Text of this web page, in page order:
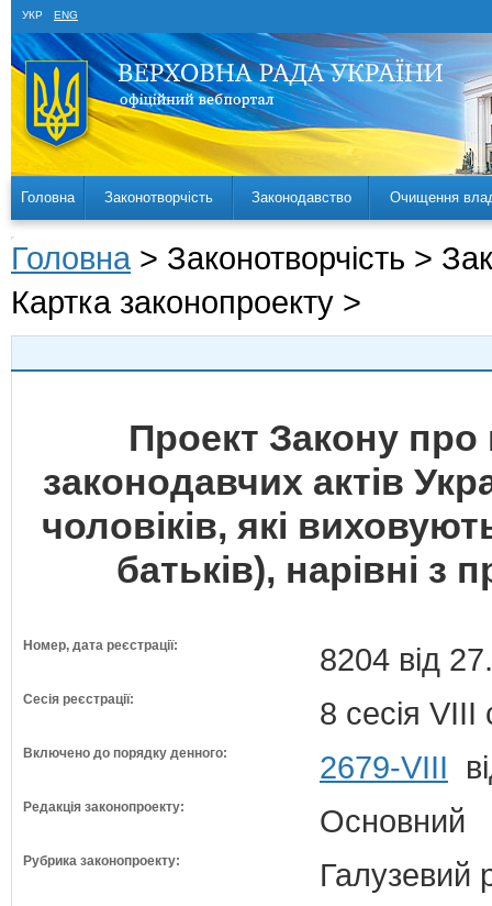
УКР ENG
Головна Законотворчість Законодавство Очищення
Головна > Законотворчість >
Картка законопроекту >
Проект Закону про
законодавчих актів
чоловіків, які
батьків), нарівні з
Номер, дата реєстрації: 8204 від
Сесія реєстрації: 8 сесія VIII
Включено до порядку денного: 2679-VIII
Редакція законопроекту: Основний
Рубрика законопроекту: Галузевий